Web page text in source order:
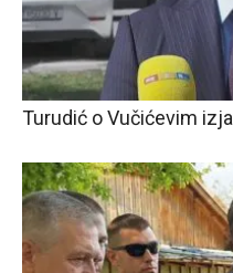
Turudić o Vučićevim